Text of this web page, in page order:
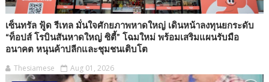
เซ็นทรัล ฟู้ด รีเทล มั่นใจศักยภาพหาดใหญ่ เดินหน้าลงทุนยกระดับ
“ท็อปส์ โรบินสันหาดใหญ่ ซิตี้” โฉมใหม่ พร้อมเสริมแผนรับมือ
อนาคต หนุนค้าปลีกและชุมชนเติบโต
Thesiamese Aug 01, 2026